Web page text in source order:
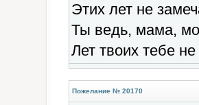
Этих лет не
Ты ведь, мама,
Лет твоих тебе не
Пожелание № 20170